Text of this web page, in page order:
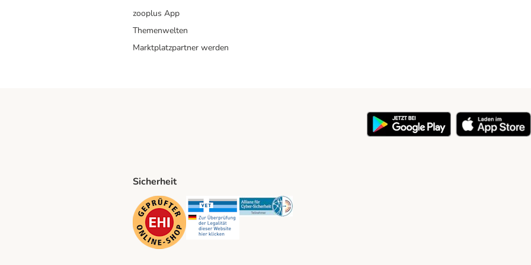
zooplus App
Themenwelten
Marktplatzpartner werden
Method
Sicherheit
Security Security Security